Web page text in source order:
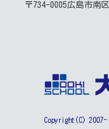
〒734-0005広島市南
Copyright(C)